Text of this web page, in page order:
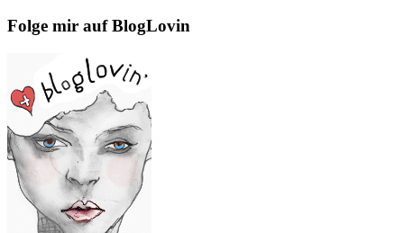
Folge mir auf BlogLovin